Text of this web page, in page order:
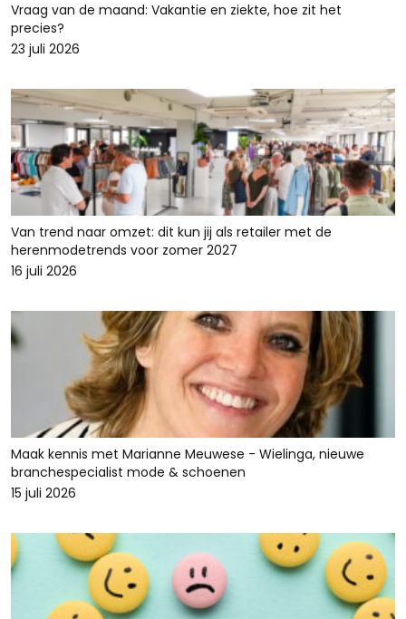
Vraag van de maand: Vakantie en ziekte, hoe zit het
precies?
23 juli 2026
Van trend naar omzet: dit kun jij als retailer met de
herenmodetrends voor zomer 2027
16 juli 2026
Maak kennis met Marianne Meuwese - Wielinga, nieuwe
branchespecialist mode & schoenen
15 juli 2026